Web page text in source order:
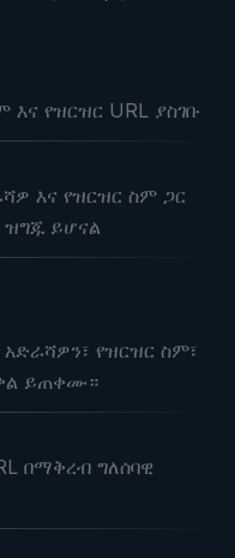
እና የዝርዝር URL ያስገቡ
እና የዝርዝር ስም ጋር
ይሆናል
የዝርዝር ስም፣
ይጠቀሙ።
በማቅረብ ግለሰባዊ